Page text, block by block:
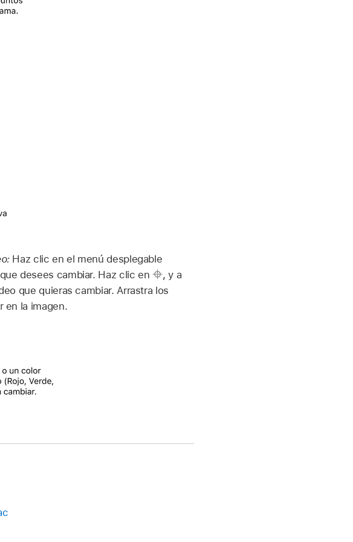
Haz clic en el menú desplegable
desees cambiar. Haz clic en
,y a
que quieras cambiar. Arrastra los
en la imagen.